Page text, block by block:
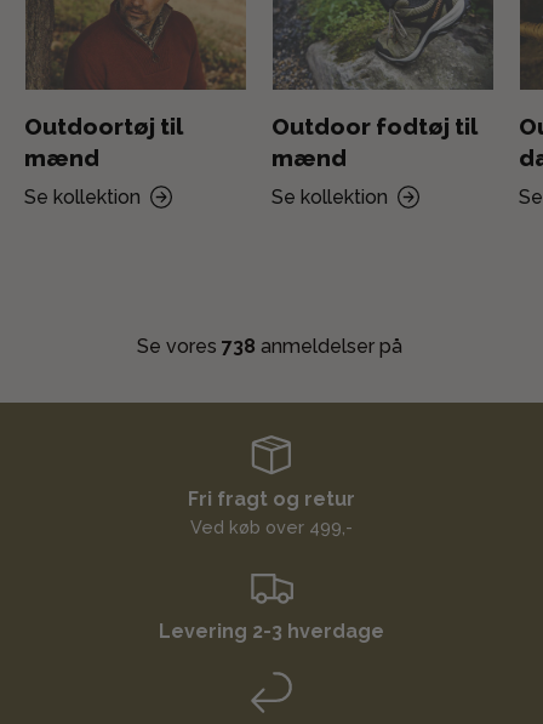
Outdoortøj til
mænd
Se kollektion
Outdoor fodtøj til
mænd
Se kollektion
Se vores 738 anmeldelser på
Fri fragt og retur
Ved køb over 499,-
Levering 2-3 hverdage